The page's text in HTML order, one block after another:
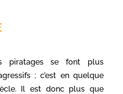
piratages se font plus
; c’est en quelque
Il est donc plus que